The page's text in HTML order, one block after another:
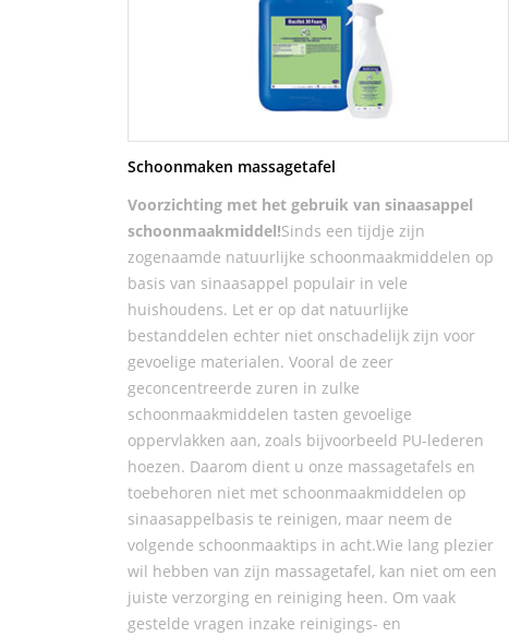
Schoonmaken massagetafel
Voorzichting met het gebruik van sinaasappel
schoonmaakmiddel!Sinds een tijdje zijn
zogenaamde natuurlijke schoonmaakmiddelen op
basis van sinaasappel populair in vele
huishoudens. Let er op dat natuurlijke
bestanddelen echter niet onschadelijk zijn voor
gevoelige materialen. Vooral de zeer
geconcentreerde zuren in zulke
schoonmaakmiddelen tasten gevoelige
oppervlakken aan, zoals bijvoorbeeld PU-lederen
hoezen. Daarom dient u onze massagetafels en
toebehoren niet met schoonmaakmiddelen op
sinaasappelbasis te reinigen, maar neem de
volgende schoonmaaktips in acht.Wie lang plezier
wil hebben van zijn massagetafel, kan niet om een
juiste verzorging en reiniging heen. Om vaak
gestelde vragen inzake reinigings- en